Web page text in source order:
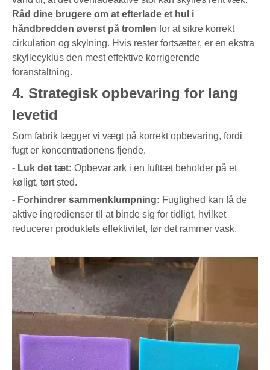
Råd dine brugere om at efterlade et hul i
håndbredden øverst på tromlen for at sikre korrekt
cirkulation og skylning. Hvis rester fortsætter, er en ekstra
skyllecyklus den mest effektive korrigerende
foranstaltning.
4. Strategisk opbevaring for lang
levetid
Som fabrik lægger vi vægt på korrekt opbevaring, fordi
fugt er koncentrationens fjende.
- Luk det tæt: Opbevar ark i en lufttæt beholder på et
køligt, tørt sted.
- Forhindrer sammenklumpning: Fugtighed kan få de
aktive ingredienser til at binde sig for tidligt, hvilket
reducerer produktets effektivitet, før det rammer vask.